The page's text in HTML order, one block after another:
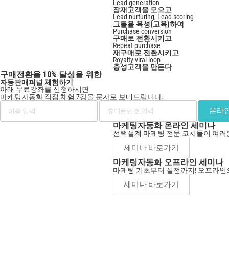
Lead-generation
잠재고객을 모으고
Lead-nurturing, Lead-scoring
그들을 육성(교육)하여
Purchase conversion
구매로 전환시키고
Repeat purchase
재구매로 전환시키고
Royalty-viral-loop
충성고객을 만든다
구매전환율 10% 달성을 위한
자동판매퍼널 체험하기
아래 무료강좌를 신청하시면
마케팅자동화 직접 체험 7강을 문자로 보내드립니다.
마케팅자동화 온라인 세미나
선택설계 마케팅 전문 코치들이 여
세미나 바로가기
마케팅자동화 오프라인 세미나
마케팅 기초부터 실전까지! 오프라
세미나 바로가기